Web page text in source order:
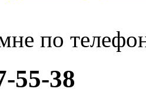
по
55-38